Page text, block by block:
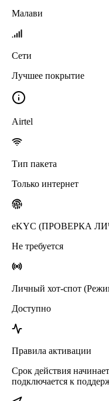
Малави
Сети
Лучшее покрытие
Airtel
Тип пакета
Только интернет
eKYC (ПРОВЕРКА
Не требуется
Личный хот-спот
Доступно
Правила активации
Срок действия
подключается к